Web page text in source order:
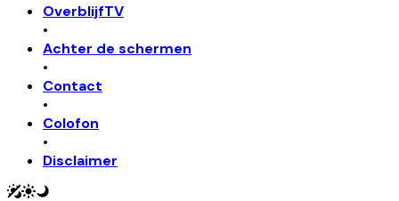
OverblijfTV
•
Achter de schermen
•
Contact
•
Colofon
•
Disclaimer